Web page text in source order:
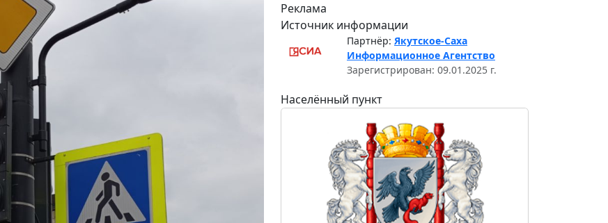
Реклама
Источник информации
Партнёр: Якутское-Саха
Информационное Агентство
Зарегистрирован: 09.01.2025 г.
Населённый пункт